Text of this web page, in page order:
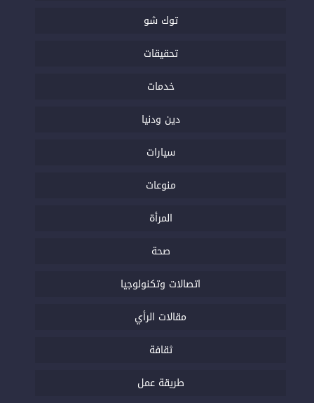
توك شو
تحقيقات
خدمات
دين ودنيا
سيارات
منوعات
المرأة
صحة
اتصالات وتكنولوجيا
مقالات الرأي
ثقافة
طريقة عمل